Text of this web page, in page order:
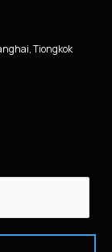
Tiongkok